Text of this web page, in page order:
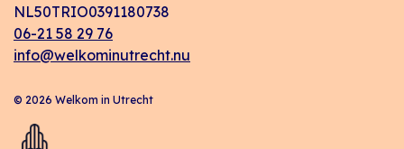
NL50TRIO0391180738
06-21 58 29 76
info@welkominutrecht.nu
© 2026 Welkom in Utrecht